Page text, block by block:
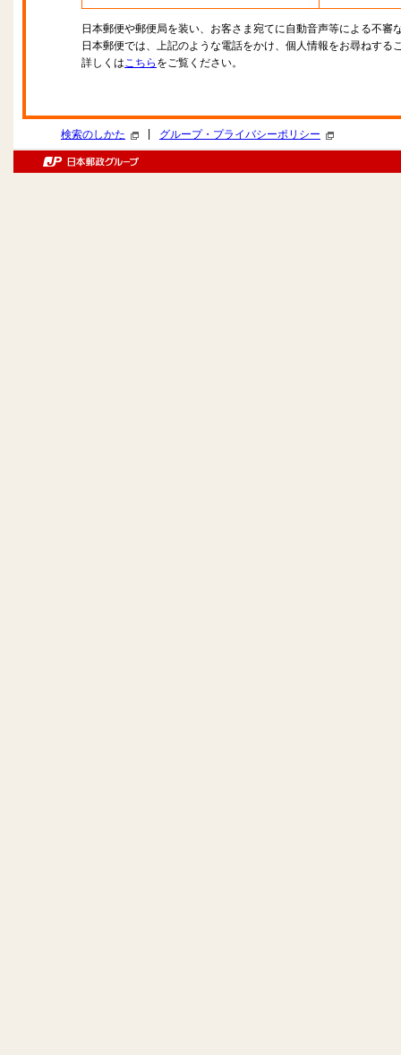
日本郵便や郵便局を装い、お客さま宛てに自動音声等による不審
日本郵便では、上記のような電話をかけ、個人情報をお尋ねする
詳しくはこちら をご覧ください。
検索のしかた グループ・プライバシーポリシー